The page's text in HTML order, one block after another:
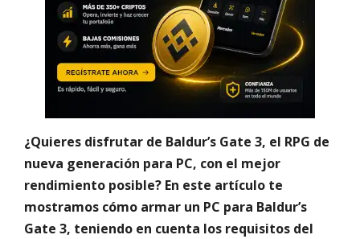
¿Quieres disfrutar de Baldur’s Gate 3, el RPG de
nueva generación para PC, con el mejor
rendimiento posible? En este artículo te
mostramos cómo armar un PC para Baldur’s
Gate 3, teniendo en cuenta los requisitos del